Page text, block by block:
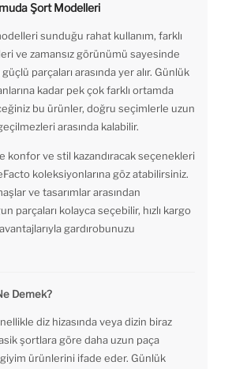
Şort Modelleri
sunduğu rahat kullanım, farklı
ve zamansız görünümü sayesinde
parçaları arasında yer alır. Günlük
kadar pek çok farklı ortamda
bu ürünler, doğru seçimlerle uzun
arasında kalabilir.
konfor ve stil kazandıracak seçenekleri
koleksiyonlarına göz atabilirsiniz.
ve tasarımlar arasından
parçaları kolayca seçebilir, hızlı kargo
gardırobunuzu
Demek?
diz hizasında veya dizin biraz
şortlara göre daha uzun paça
giyim ürünlerini ifade eder. Günlük